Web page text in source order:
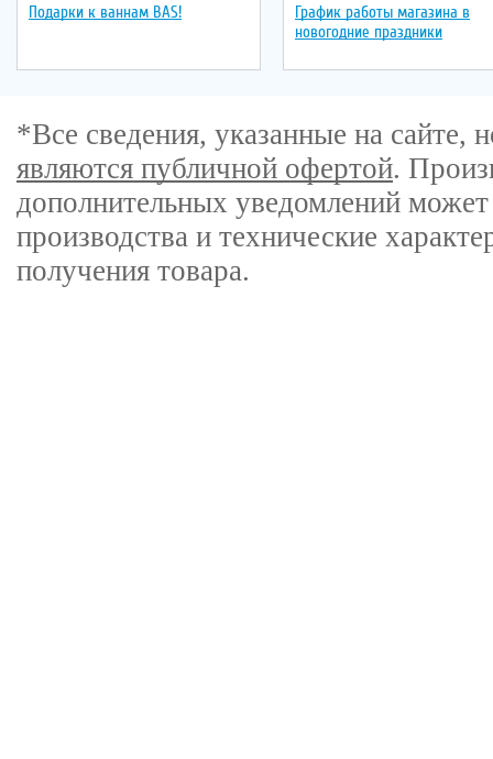
Подарки к ваннам BAS!
График работы магазина в
новогодние праздники
*Все сведения, указанные на
являются публичной офертой.
дополнительных уведомлений
производства и технические
получения товара.